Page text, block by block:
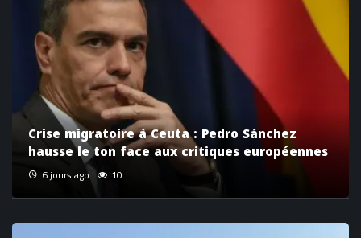
Crise migratoire à Ceuta : Pedro Sánchez
hausse le ton face aux critiques européennes
6 jours ago 10